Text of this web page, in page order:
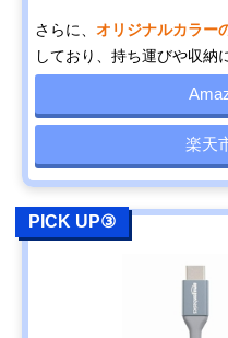
さらに、 オリジナルカラー
しており、持ち運びや収納
楽天
PICK UP③